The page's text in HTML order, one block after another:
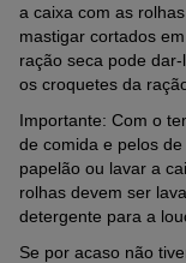
a caixa com as
mastigar cortados
ração seca pode
os croquetes da
Importante: Com o
de comida e pelos
papelão ou lavar a
rolhas devem ser
detergente para a
Se por acaso não